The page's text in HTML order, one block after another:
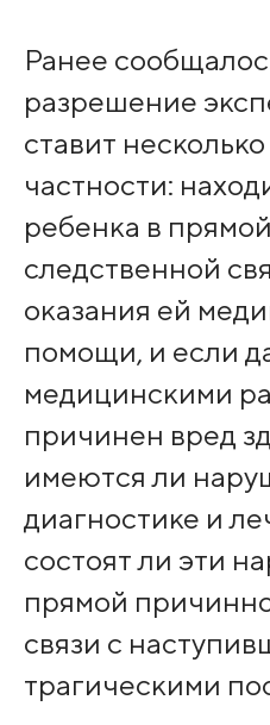
Ранее
разрешение
ставит
частности:
ребенка в
следственной
оказания ей
помощи, и если
медицинскими
причинен вред
имеются ли
диагностике и
состоят ли эти
прямой
связи с
трагическими